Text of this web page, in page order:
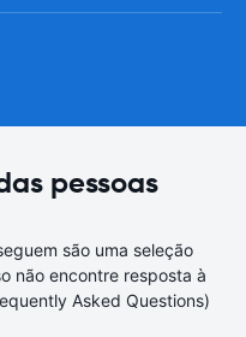
pessoas
são uma seleção
não encontre resposta à
Asked Questions)